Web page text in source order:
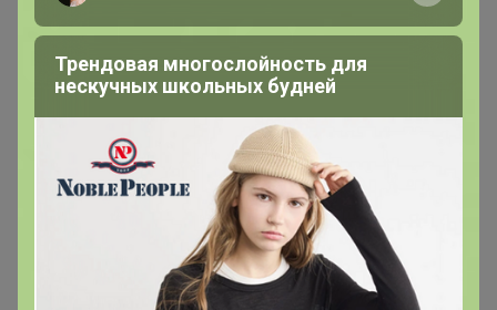
Трендовая многослойность для
нескучных школьных будней